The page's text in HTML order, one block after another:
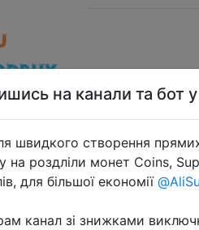
на канали та бот
швидкого створення
на роздліли монет Coins,
для більшої економії
канал зі знижками